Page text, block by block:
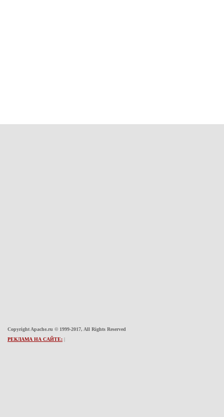
Copyright Apache.ru © 1999-2017, All Rights Reserved
РЕКЛАМА НА САЙТЕ: |